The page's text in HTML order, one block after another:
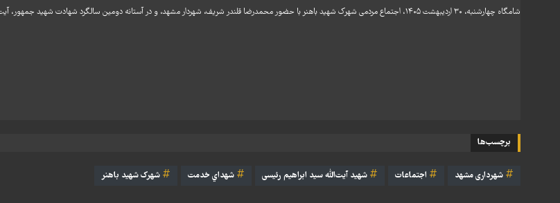
شامگاه چهارشنبه، ۳۰ اردیبهشت ۱۴۰۵، اجتماع مردمی شهرک شهید باهنر با حضور محمدرضا قلندر شریف، شهردار مشهد، و در آستانه دومین سالگرد شهادت شهید جمهور، آیت‌الله رئیسی، برگزار شد.
برچسب‌ها
شهرداری مشهد اجتماعات شهید آیت‌الله سید ابراهیم رئیسی شهداي خدمت شهرک شهید باهنر